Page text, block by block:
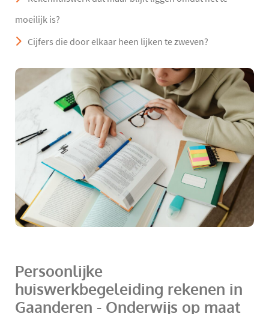
moeilijk is?
Cijfers die door elkaar heen lijken te zweven?
Persoonlijke
huiswerkbegeleiding rekenen in
Gaanderen - Onderwijs op maat